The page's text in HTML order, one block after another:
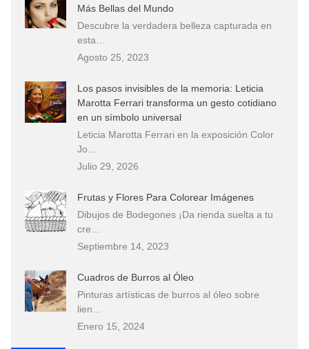
Más Bellas del Mundo
Descubre la verdadera belleza capturada en
esta…
Agosto 25, 2023
Los pasos invisibles de la memoria: Leticia
Marotta Ferrari transforma un gesto cotidiano
en un símbolo universal
Leticia Marotta Ferrari en la exposición Color
Jo…
Julio 29, 2026
Frutas y Flores Para Colorear Imágenes
Dibujos de Bodegones ¡Da rienda suelta a tu
cre…
Septiembre 14, 2023
Cuadros de Burros al Óleo
Pinturas artísticas de burros al óleo sobre
lien…
Enero 15, 2024